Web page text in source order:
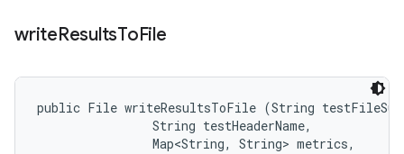
writeResultsToFile
public File writeResultsToFile (String
                String testHeaderName,
                Map<String, String> metrics,